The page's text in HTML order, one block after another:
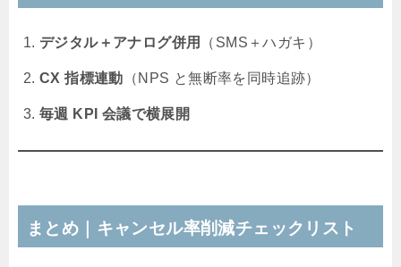
デジタル＋アナログ併用 （SMS＋ハガキ）
CX 指標連動 （NPS と無断率を同時追跡）
毎週 KPI 会議で横展開
まとめ｜キャンセル率削減チェックリスト